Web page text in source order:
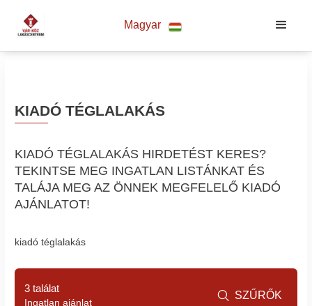
Magyar
KIADÓ TÉGLALAKÁS
KIADÓ TÉGLALAKÁS HIRDETÉST KERES?
TEKINTSE MEG INGATLAN LISTÁNKAT ÉS
TALÁJA MEG AZ ÖNNEK MEGFELELŐ KIADÓ
AJÁNLATOT!
kiadó téglalakás
3 találat
Ingatlan ajánlat
 SZŰRŐK